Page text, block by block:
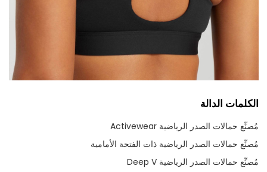
الكلمات الدالة
مُصنِّع حمالات الصدر الرياضية Activewear
مُصنِّع حمالات الصدر الرياضية ذات الفتحة الأمامية
مُصنِّع حمالات الصدر الرياضية Deep V